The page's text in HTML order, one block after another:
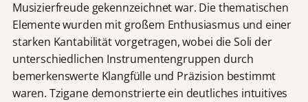
Musizierfreude gekennzeichnet war. Die thematischen
Elemente wurden mit großem Enthusiasmus und einer
starken Kantabilität vorgetragen, wobei die Soli der
unterschiedlichen Instrumentengruppen durch
bemerkenswerte Klangfülle und Präzision bestimmt
waren. Tzigane demonstrierte ein deutliches intuitives